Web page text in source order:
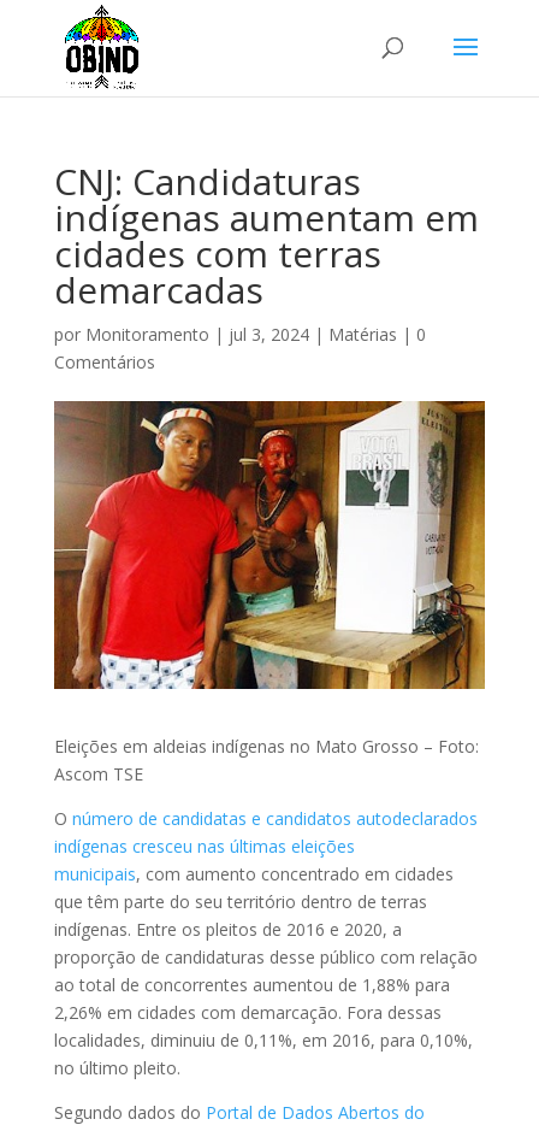
CNJ: Candidaturas
indígenas aumentam em
cidades com terras
demarcadas
por Monitoramento | jul 3, 2024| Matérias | 0
Comentários
Eleições em aldeias indígenas no Mato Grosso – Foto:
Ascom TSE
O número de candidatas e candidatos autodeclarados
indígenas cresceu nas últimas eleições
municipais, com aumento concentrado em cidades
que têm parte do seu território dentro de terras
indígenas. Entre os pleitos de 2016 e 2020, a
proporção de candidaturas desse público com relação
ao total de concorrentes aumentou de 1,88% para
2,26% em cidades com demarcação. Fora dessas
localidades, diminuiu de 0,11%, em 2016, para 0,10%,
no último pleito.
Segundo dados do Portal de Dados Abertos do